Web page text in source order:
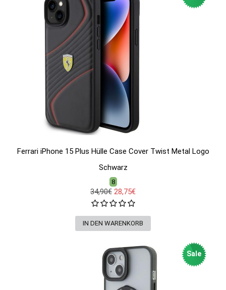
Ferrari iPhone 15 Plus Hülle Case Cover Twist Metal Logo
Schwarz
8
34,90€ 28,75€
Sale